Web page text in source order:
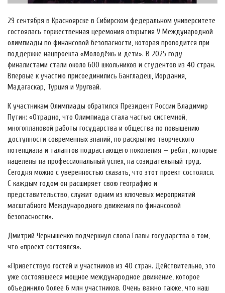
29 сентября в Красноярске в Сибирском федеральном университете
состоялась торжественная церемония открытия V Международной
олимпиады по финансовой безопасности, которая проводится при
поддержке нацпроекта «Молодёжь и дети». В 2025 году
финалистами стали около 600 школьников и студентов из 40 стран.
Впервые к участию присоединились Бангладеш, Иордания,
Мадагаскар, Турция и Уругвай.
К участникам Олимпиады обратился Президент России Владимир
Путин: «Отрадно, что Олимпиада стала частью системной,
многоплановой работы государства и общества по повышению
доступности современных знаний, по раскрытию творческого
потенциала и талантов подрастающего поколения — ребят, которые
нацелены на профессиональный успех, на созидательный труд.
Сегодня можно с уверенностью сказать, что этот проект состоялся.
С каждым годом он расширяет свою географию и
представительство, служит одним из ключевых мероприятий
масштабного Международного движения по финансовой
безопасности».
Дмитрий Чернышенко подчеркнул слова Главы государства о том,
что «проект состоялся».
«Приветствую гостей и участников из 40 стран. Действительно, это
уже состоявшееся мощное международное движение, которое
объединило более 6 млн участников. Очень важно также, что наш